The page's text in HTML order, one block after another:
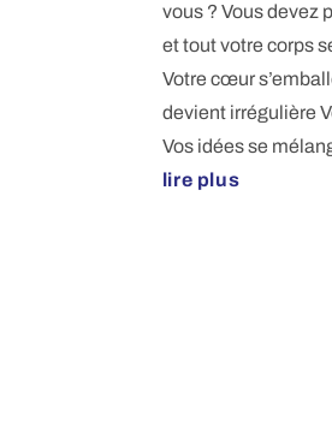
vous ? Vous devez
et tout votre corps
Votre cœur
devient irrégulière
Vos idées se
lire plus